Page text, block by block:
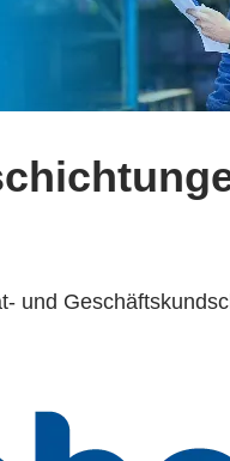
und